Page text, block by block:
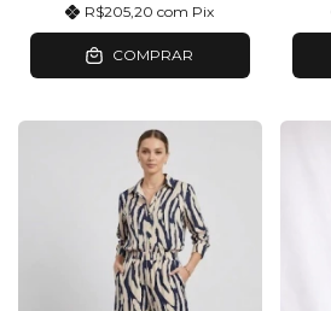
R$205,20com Pix
COMPRAR